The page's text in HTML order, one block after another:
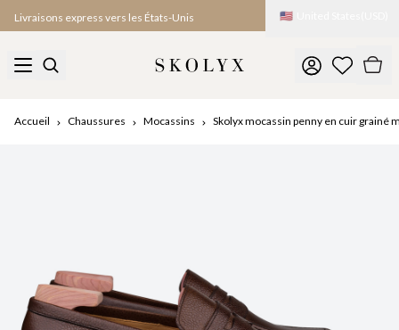
Livraisons express vers les États-Unis 🇺🇸
Accueil Chaussures Mocassins Skolyx mocassin penny en cuir grainé